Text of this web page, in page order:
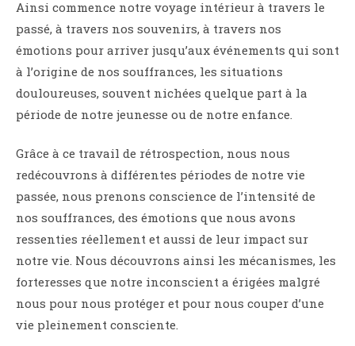
Ainsi commence notre voyage intérieur à travers le
passé, à travers nos souvenirs, à travers nos
émotions pour arriver jusqu’aux événements qui sont
à l’origine de nos souffrances, les situations
douloureuses, souvent nichées quelque part à la
période de notre jeunesse ou de notre enfance.
Grâce à ce travail de rétrospection, nous nous
redécouvrons à différentes périodes de notre vie
passée, nous prenons conscience de l’intensité de
nos souffrances, des émotions que nous avons
ressenties réellement et aussi de leur impact sur
notre vie. Nous découvrons ainsi les mécanismes, les
forteresses que notre inconscient a érigées malgré
nous pour nous protéger et pour nous couper d’une
vie pleinement consciente.